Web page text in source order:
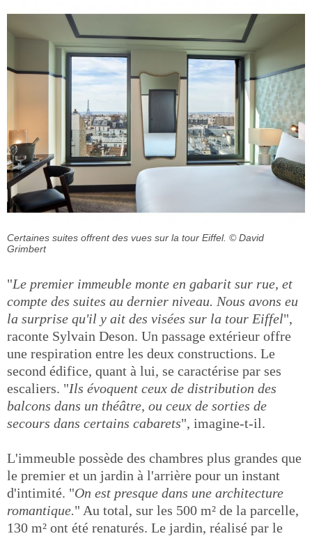
Certaines suites offrent des vues sur la tour Eiffel. © David
Grimbert
"Le premier immeuble monte en gabarit sur rue, et
compte des suites au dernier niveau. Nous avons eu
la surprise qu'il y ait des visées sur la tour Eiffel",
raconte Sylvain Deson. Un passage extérieur offre
une respiration entre les deux constructions. Le
second édifice, quant à lui, se caractérise par ses
escaliers. "Ils évoquent ceux de distribution des
balcons dans un théâtre, ou ceux de sorties de
secours dans certains cabarets", imagine-t-il.
L'immeuble possède des chambres plus grandes que
le premier et un jardin à l'arrière pour un instant
d'intimité. "On est presque dans une architecture
romantique." Au total, sur les 500 m² de la parcelle,
130 m² ont été renaturés. Le jardin, réalisé par le